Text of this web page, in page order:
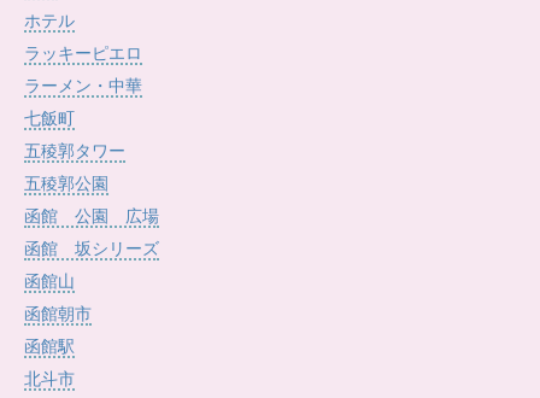
ホテル
ラッキーピエロ
ラーメン・中華
七飯町
五稜郭タワー
五稜郭公園
函館 公園 広場
函館 坂シリーズ
函館山
函館朝市
函館駅
北斗市